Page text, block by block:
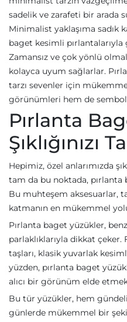
sadelik ve zarafeti bir arada
Minimalist yaklaşıma sadık
baget kesimli pırlantalarıyla
Zamansız ve çok yönlü
kolayca uyum sağlarlar.
tarzı sevenler için
görünümleri hem de
Pırlanta
Şıklığınızı
Hepimiz, özel anlarımızda
tam da bu noktada,
Bu muhteşem aksesuarlar,
katmanın en mükemmel
Pırlanta baget yüzükler,
parlaklıklarıyla dikkat
taşları, klasik yuvarlak
yüzden, pırlanta baget
alıcı bir görünüm elde
Bu tür yüzükler, hem
günlerde mükemmel bir